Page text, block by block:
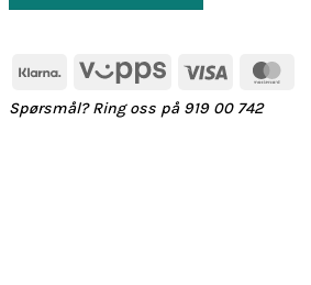
Klarna Vipps Visa
Spørsmål? Ring oss på 919 00 742